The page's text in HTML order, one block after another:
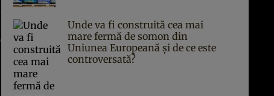
Unde va fi construită cea mai
mare fermă de somon din
Uniunea Europeană și de ce este
controversată?